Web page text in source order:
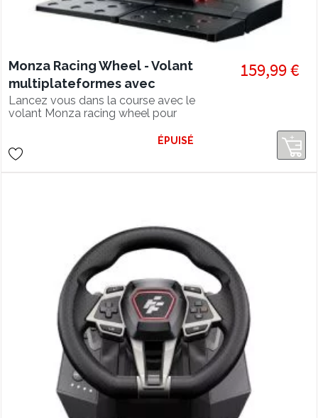
Monza Racing Wheel - Volant
multiplateformes avec
pédalier double
Lancez vous dans la course avec le
volant Monza racing wheel pour
159,99 €
ÉPUISÉ